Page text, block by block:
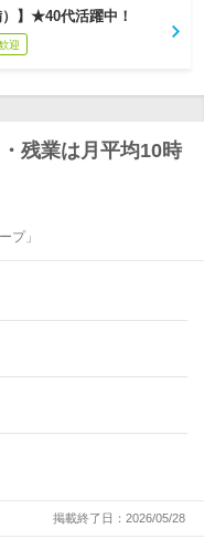
】★40代活躍中！
迎
残業は月平均10時
プ」
掲載終了日：2026/05/28